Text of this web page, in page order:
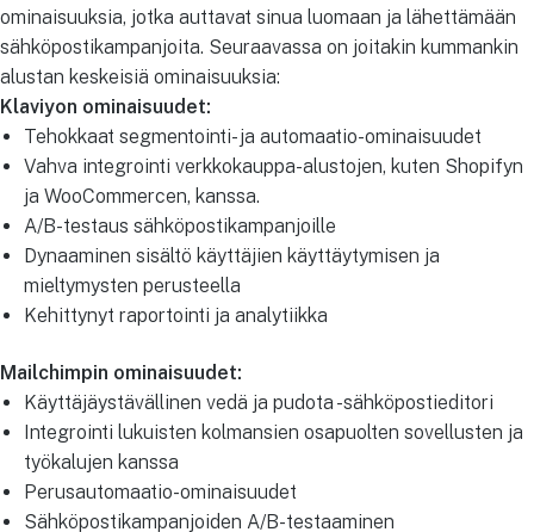
ominaisuuksia, jotka auttavat sinua luomaan ja lähettämään
sähköpostikampanjoita. Seuraavassa on joitakin kummankin
alustan keskeisiä ominaisuuksia:
Klaviyon ominaisuudet:
Tehokkaat segmentointi- ja automaatio-ominaisuudet
Vahva integrointi verkkokauppa-alustojen, kuten Shopifyn
ja WooCommercen, kanssa.
A/B-testaus sähköpostikampanjoille
Dynaaminen sisältö käyttäjien käyttäytymisen ja
mieltymysten perusteella
Kehittynyt raportointi ja analytiikka
Mailchimpin ominaisuudet:
Käyttäjäystävällinen vedä ja pudota -sähköpostieditori
Integrointi lukuisten kolmansien osapuolten sovellusten ja
työkalujen kanssa
Perusautomaatio-ominaisuudet
Sähköpostikampanjoiden A/B-testaaminen